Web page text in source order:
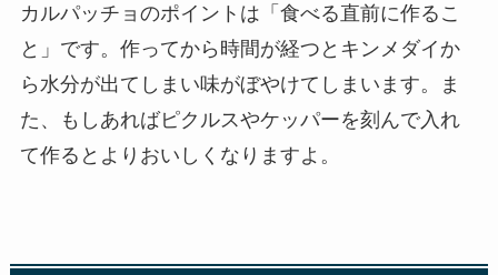
カルパッチョのポイントは「食べる直前に作るこ
と」です。作ってから時間が経つとキンメダイか
ら水分が出てしまい味がぼやけてしまいます。ま
た、もしあればピクルスやケッパーを刻んで入れ
て作るとよりおいしくなりますよ。